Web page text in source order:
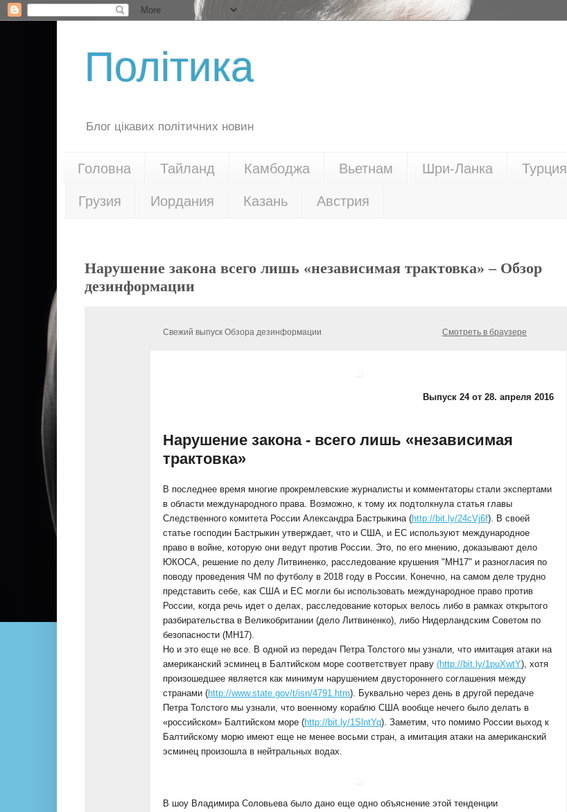
Політика
Блог цікавих політичних новин
Головна Тайланд Камбоджа Вьетнам Шри-Ланка Турция
Грузия Иордания Казань Австрия
Нарушение закона всего лишь «независимая трактовка» – Обзор
дезинформации
Свежий выпуск Обзора дезинформации Смотреть в браузере
Выпуск 24 от 28. апреля 2016
Нарушение закона - всего лишь «независимая
трактовка»
В последнее время многие прокремлевские журналисты и комментаторы стали экспертами
в области международного права. Возможно, к тому их подтолкнула статья главы
Следственного комитета России Александра Бастрыкина (http://bit.ly/24cVj6f). В своей
статье господин Бастрыкин утверждает, что и США, и ЕС используют международное
право в войне, которую они ведут против России. Это, по его мнению, доказывают дело
ЮКОСА, решение по делу Литвиненко, расследование крушения "MH17" и разногласия по
поводу проведения ЧМ по футболу в 2018 году в России. Конечно, на самом деле трудно
представить себе, как США и ЕС могли бы использовать международное право против
России, когда речь идет о делах, расследование которых велось либо в рамках открытого
разбирательства в Великобритании (дело Литвиненко), либо Нидерландским Советом по
безопасности (MH17).
Но и это еще не все. В одной из передач Петра Толстого мы узнали, что имитация атаки на
американский эсминец в Балтийском море соответствует праву (http://bit.ly/1puXwtY), хотя
произошедшее является как минимум нарушением двустороннего соглашения между
странами (http://www.state.gov/t/isn/4791.htm). Буквально через день в другой передаче
Петра Толстого мы узнали, что военному кораблю США вообще нечего было делать в
«российском» Балтийском море (http://bit.ly/1SlntYq). Заметим, что помимо России выход к
Балтийскому морю имеют еще не менее восьми стран, а имитация атаки на американский
эсминец произошла в нейтральных водах.
В шоу Владимира Соловьева было дано еще одно объяснение этой тенденции